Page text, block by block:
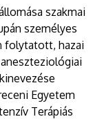
szakmai
személyes
folytatott, hazai
Egyetem
Terápiás